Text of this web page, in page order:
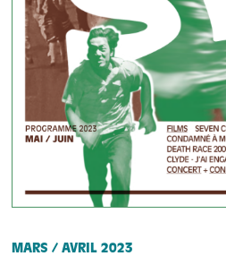
MARS / AVRIL 2023